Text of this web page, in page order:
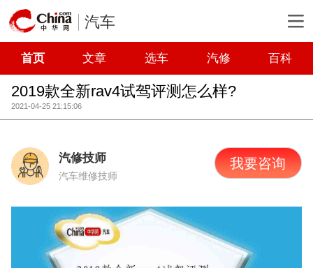
汽车
首页 文章 选车 汽修 百科
2019款全新rav4试驾评测怎么样?
2021-04-25 21:15:06
汽修技师
汽车维修技师
我要咨询